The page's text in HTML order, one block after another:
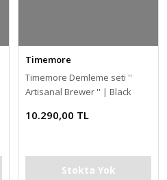
Timemore
Timemore Demleme seti ''
Artisanal Brewer '' | Black
Grinder
10.290,00 TL
Stokta Yok